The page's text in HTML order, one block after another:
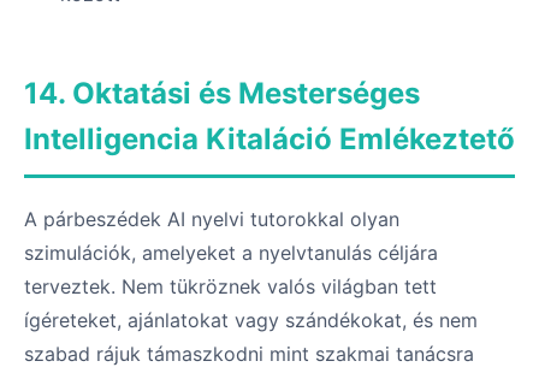
14. Oktatási és Mesterséges
Intelligencia Kitaláció Emlékeztető
A párbeszédek AI nyelvi tutorokkal olyan
szimulációk, amelyeket a nyelvtanulás céljára
terveztek. Nem tükröznek valós világban tett
ígéreteket, ajánlatokat vagy szándékokat, és nem
szabad rájuk támaszkodni mint szakmai tanácsra